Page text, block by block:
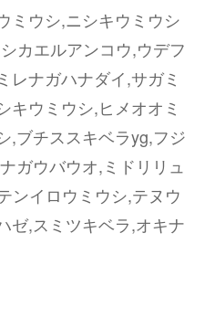
ミウシ,ニシキウミウシ
カエルアンコウ,ウデフ
レナガハナダイ,サガミ
キウミウシ,ヒメオオミ
,ブチススキベラyg,フジ
ガウバウオ,ミドリリュ
ンイロウミウシ,テヌウ
ゼ,スミツキベラ,オキナ